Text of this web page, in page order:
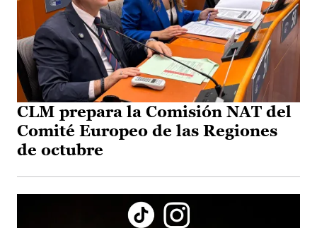
CLM prepara la Comisión NAT del
Comité Europeo de las Regiones
de octubre